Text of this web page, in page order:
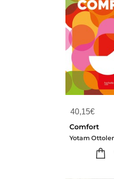
40,15€
Comfort
Yotam